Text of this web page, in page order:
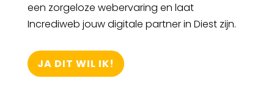
een zorgeloze webervaring en laat
Incrediweb jouw digitale partner in Diest zijn.
JA DIT WIL IK!